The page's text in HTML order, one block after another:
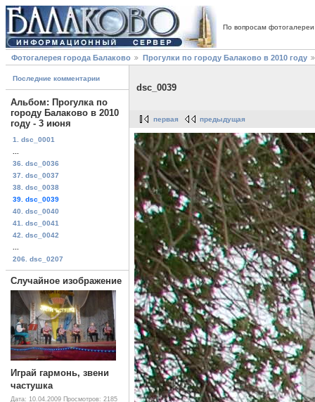
По вопросам
Фотогалерея города Балаково Прогулки по городу Балаково в 2010 году
Последние комментарии
Альбом: Прогулка по
городу Балаково в 2010
году - 3 июня
1. dsc_0001
36. dsc_0036
37. dsc_0037
38. dsc_0038
39. dsc_0039
40. dsc_0040
41. dsc_0041
42. dsc_0042
206. dsc_0207
Случайное изображение
Играй гармонь, звени
частушка
Дата: 10.04.2009 Просмотров: 2185
dsc_0039
первая предыдущая